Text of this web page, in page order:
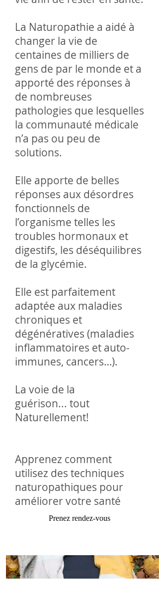
La Naturopathie a aidé à
changer la vie de
centaines de milliers de
gens de par le monde et a
apporté des réponses à
de nombreuses
pathologies que lesquelles
la communauté médicale
n’a pas ou peu de
solutions.
Elle apporte de belles
réponses aux désordres
fonctionnels de
l’organisme telles les
troubles hormonaux et
digestifs, les déséquilibres
de la glycémie.
Elle est parfaitement
adaptée aux maladies
chroniques et
dégénératives (maladies
inflammatoires et auto-
immunes, cancers…).
La voie de la
guérison... tout
Naturellement!
Apprenez comment
utilisez des techniques
naturopathiques pour
améliorer votre santé
Prenez rendez-vous